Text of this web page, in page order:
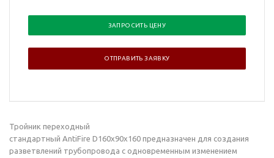
ЗАПРОСИТЬ ЦЕНУ
ОТПРАВИТЬ ЗАЯВКУ
Тройник переходный
стандартный AntiFire D160х90х160 предназначен для создания
разветвлений трубопровода с одновременным изменением